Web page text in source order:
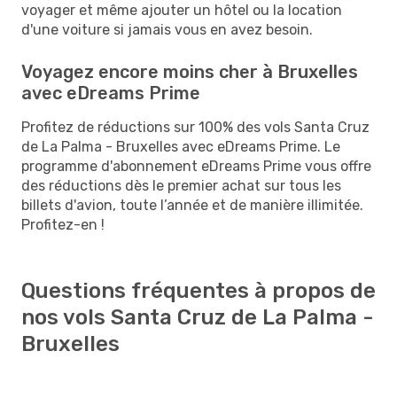
voyager et même ajouter un hôtel ou la location
d'une voiture si jamais vous en avez besoin.
Voyagez encore moins cher à Bruxelles
avec eDreams Prime
Profitez de réductions sur 100% des vols Santa Cruz
de La Palma - Bruxelles avec eDreams Prime. Le
programme d'abonnement eDreams Prime vous offre
des réductions dès le premier achat sur tous les
billets d'avion, toute l’année et de manière illimitée.
Profitez-en !
Questions fréquentes à propos de
nos vols Santa Cruz de La Palma -
Bruxelles